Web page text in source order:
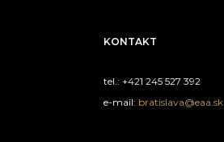
KONTAKT
tel.: +421 245 527 392
e-mail: bratislava@eaa.sk